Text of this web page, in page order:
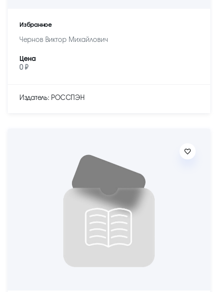
Избранное
Чернов Виктор Михайлович
Цена
0 ₽
Издатель: РОССПЭН